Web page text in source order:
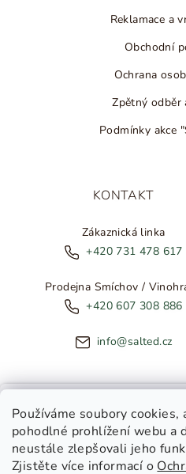
Používáme soubory cookies,
pohodlné prohlížení webu a
neustále zlepšovali jeho
Zjistěte více informací o
Reklamace a
Obchodní
Ochrana
Zpětný odběr
Podmínky akce
KONTAKT
Zákaznická linka
+420 731 478 617
Prodejna Smíchov /
+420 607 308 886
info@salted.cz
Copyright 2026SALTED.
nastavení
NOVINKY
Toužíte dostávat novinky z